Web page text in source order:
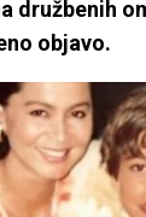
družbenih
objavo.